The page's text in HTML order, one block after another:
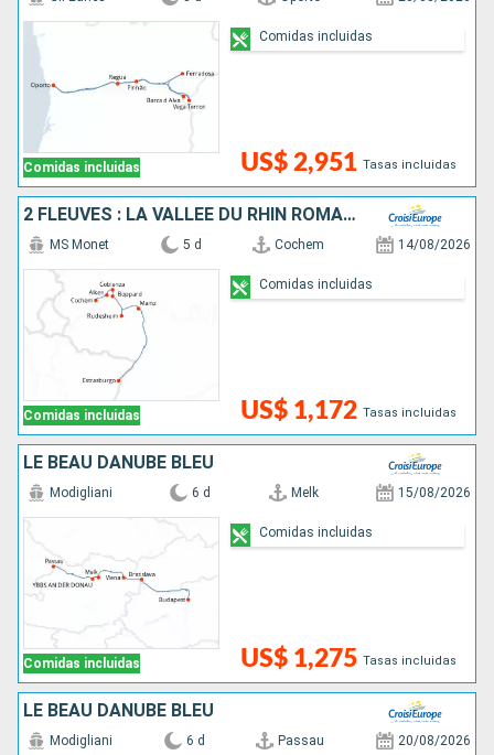
Comidas incluidas US$ 2,951 Tasas incluidas
Comidas incluidas
2 FLEUVES : LA VALLÉE DU RHIN ROMANTIQUE ET LA MAGIE DE LA MOSELLE
Comidas incluidas
MS Monet 5 d Cochem 14/08/2026
US$ 1,172 Tasas incluidas
Comidas incluidas
LE BEAU DANUBE BLEU
Comidas incluidas
Modigliani 6 d Melk 15/08/2026
US$ 1,275 Tasas incluidas
Comidas incluidas
LE BEAU DANUBE BLEU
Modigliani 6 d Passau 20/08/2026